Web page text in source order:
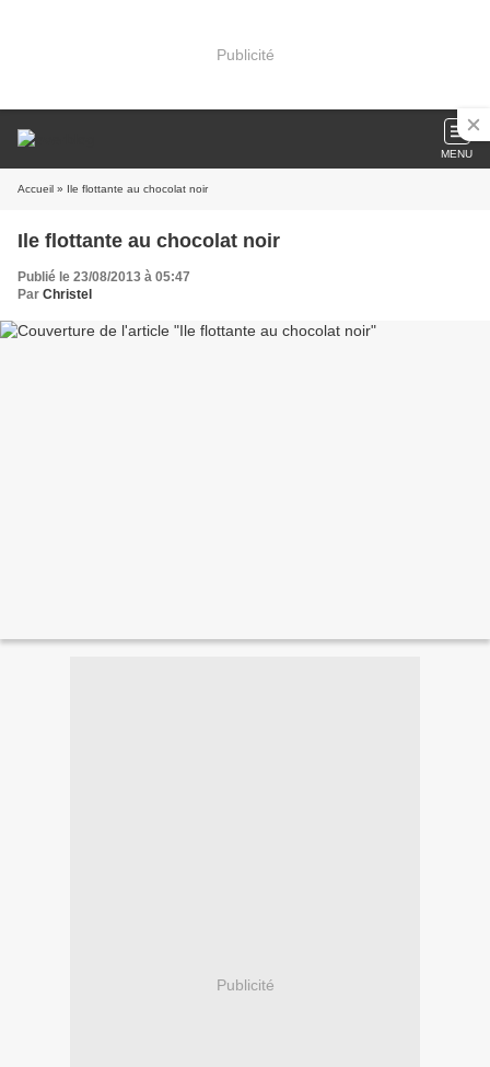
Publicité
MENU
Accueil » Ile flottante au chocolat noir
Ile flottante au chocolat noir
Publié le 23/08/2013 à 05:47
Par Christel
Publicité